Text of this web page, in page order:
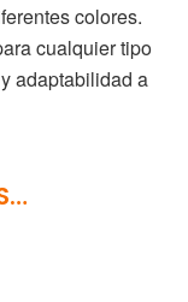
colores.
cualquier tipo
adaptabilidad a